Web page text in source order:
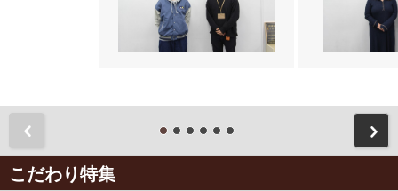
こだわり特集